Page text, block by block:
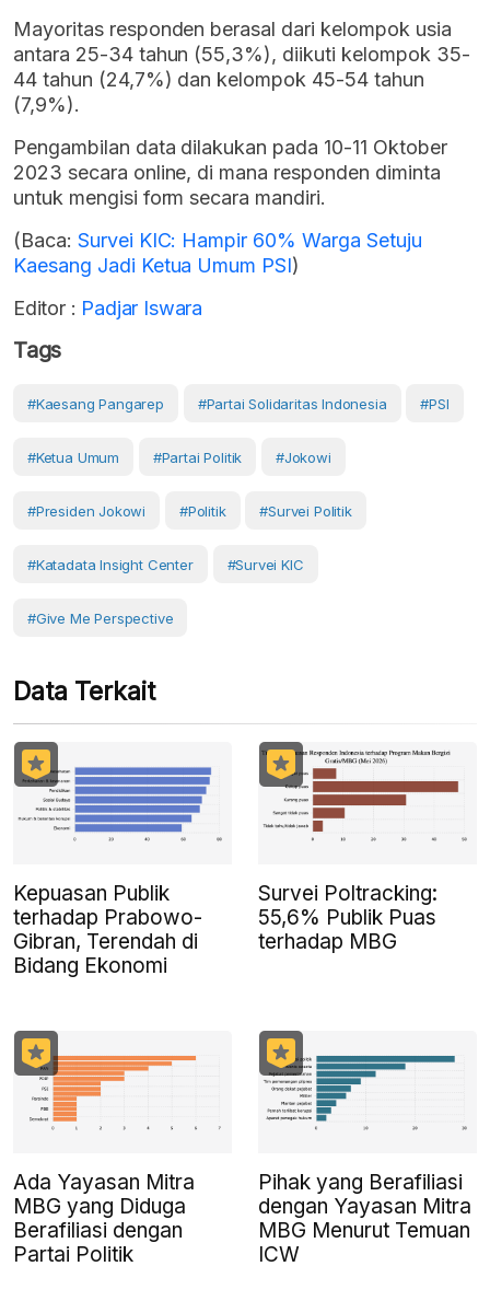
Mayoritas responden berasal dari kelompok usia
antara 25-34 tahun (55,3%), diikuti kelompok 35-
44 tahun (24,7%) dan kelompok 45-54 tahun
(7,9%).
Pengambilan data dilakukan pada 10-11 Oktober
2023 secara online, di mana responden diminta
untuk mengisi form secara mandiri.
(Baca: Survei KIC: Hampir 60% Warga Setuju
Kaesang Jadi Ketua Umum PSI)
Editor : Padjar Iswara
Tags
#Kaesang Pangarep #Partai Solidaritas Indonesia #PSI
#ketua Umum #Partai Politik #Jokowi
#Presiden Jokowi #Politik #Survei Politik
#Katadata Insight Center #Survei KIC
#Give Me Perspective
Data Terkait
Kepuasan Publik
terhadap Prabowo-
Gibran, Terendah di
Bidang Ekonomi
Survei Poltracking:
55,6% Publik Puas
terhadap MBG
Ada Yayasan Mitra
MBG yang Diduga
Berafiliasi dengan
Partai Politik
Pihak yang Berafiliasi
dengan Yayasan Mitra
MBG Menurut Temuan
ICW